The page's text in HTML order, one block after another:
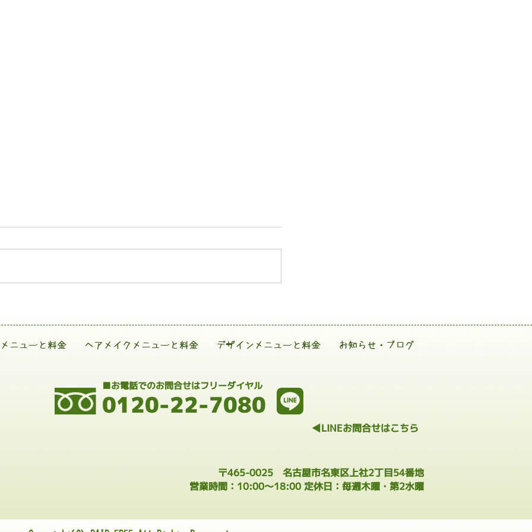
ニューと料金 ヘアメイクメニューと料金 デザインメニューと料金 お知らせ・ブログ
0120-22-7080
■お電話でのお問合せはフリーダイヤル
◀LINEお問合せはこちら
〒465-0025 名古屋市名東区上社2丁目54番地
営業時間：10:00～18:00 定休日：毎週木曜・第2水曜